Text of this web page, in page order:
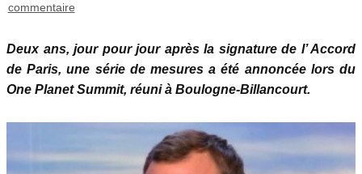
commentaire
Deux ans, jour pour jour après la signature de l’ Accord
de Paris, une série de mesures a été annoncée lors du
One Planet Summit, réuni à Boulogne-Billancourt.